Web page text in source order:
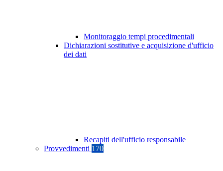
Monitoraggio tempi procedimentali
Dichiarazioni sostitutive e acquisizione d'ufficio
dei dati
Recapiti dell'ufficio responsabile
Provvedimenti 170